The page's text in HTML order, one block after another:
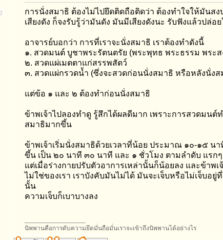
การนั่งสมาธิ ต้องไม่ไปยึดติดถือติดว่า ต้องทำใจให้มันสง
เสียงดัง ก็จงรับรู้ว่ามันดัง มันมีเสียงดังนะ รับฟังแล้วปล่
อาจารย์บอกว่า การที่เราจะนั่งสมาธิ เราต้องทำดังนี้
๑. สวดมนต์ บูชาพระรัตนตรัย (พระพุทธ พระธรรม พระ
๒. สวดแผ่เมตตาแก่สรรพสัตว์
๓. สวดแผ่กรวดน้ำ (ซึ่งจะสวดก่อนนั่งสมาธิ หรือหลังนั่งส
แต่ข้อ ๑ และ ๒ ต้องทำก่อนนั่งสมาธิ
ข้าพเจ้าไปลองทำดู รู้สึกได้ผลดีมาก เพราะการสวดมน
สมาธิมากขึ้น
ข้าพเจ้าเริ่มนั่งสมาธิด้วยเวลาที่น้อย ประมาณ ๑๐-๑๕ น
ขึ้น เป็น ๒๐ นาที ๓๐ นาที และ ๑ ชั่วโมง ตามลำดับ แรก
แต่เมื่อร่างกายปรับตัวอาการเหล่านั้นก็น้อยลง และข้าพ
ไม่ใช่ของเรา เราบังคับมันไม่ได้ มันจะเจ็บหรือไม่เจ็บอยู่
นั้น
ความเจ็บก็เบาบางลง
นิพพานคือการดับความยึดมั่นถือมั่นเราจะเข้าถึงนิพพานได้อย่างไร